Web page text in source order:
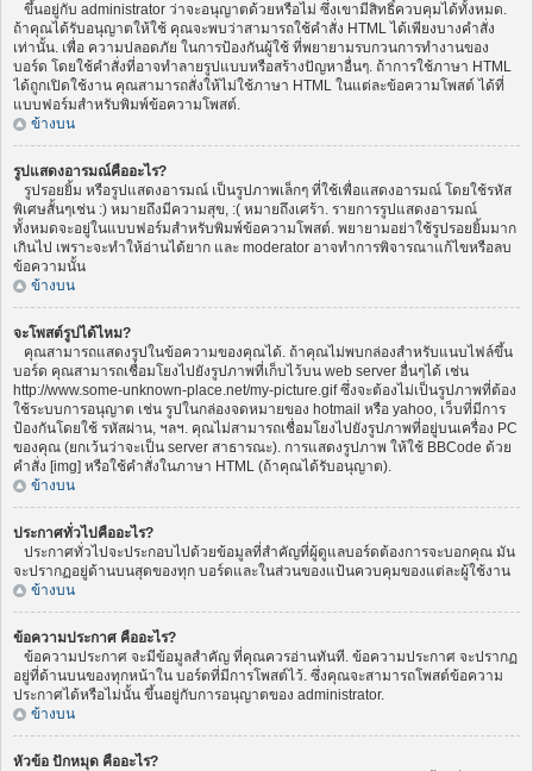
ขึ้นอยู่กับ administrator ว่าจะอนุญาตด้วยหรือไม่ ซึ่งเขามีสิทธิ์ควบคุมได้ทั้งหมด.
ถ้าคุณได้รับอนุญาตให้ใช้ คุณจะพบว่าสามารถใช้คำสั่ง HTML ได้เพียงบางคำสั่ง
เท่านั้น. เพื่อ ความปลอดภัย ในการป้องกันผู้ใช้ ที่พยายามรบกวนการทำงานของ
บอร์ด โดยใช้คำสั่งที่อาจทำลายรูปแบบหรือสร้างปัญหาอื่นๆ. ถ้าการใช้ภาษา HTML
ได้ถูกเปิดใช้งาน คุณสามารถสั่งให้ไม่ใช้ภาษา HTML ในแต่ละข้อความโพสต์ ได้ที่
แบบฟอร์มสำหรับพิมพ์ข้อความโพสต์.
ข้างบน
รูปแสดงอารมณ์คืออะไร?
รูปรอยยิ้ม หรือรูปแสดงอารมณ์ เป็นรูปภาพเล็กๆ ที่ใช้เพื่อแสดงอารมณ์ โดยใช้รหัส
พิเศษสั้นๆเช่น :) หมายถึงมีความสุข, :( หมายถึงเศร้า. รายการรูปแสดงอารมณ์
ทั้งหมดจะอยู่ในแบบฟอร์มสำหรับพิมพ์ข้อความโพสต์. พยายามอย่าใช้รูปรอยยิ้มมาก
เกินไป เพราะจะทำให้อ่านได้ยาก และ moderator อาจทำการพิจารณาแก้ไขหรือลบ
ข้อความนั้น
ข้างบน
จะโพสต์รูปได้ไหม?
คุณสามารถแสดงรูปในข้อความของคุณได้. ถ้าคุณไม่พบกล่องสำหรับแนบไฟล์ขึ้น
บอร์ด คุณสามารถเชื่อมโยงไปยังรูปภาพที่เก็บไว้บน web server อื่นๆได้ เช่น
http://www.some-unknown-place.net/my-picture.gif ซึ่งจะต้องไม่เป็นรูปภาพที่ต้อง
ใช้ระบบการอนุญาต เช่น รูปในกล่องจดหมายของ hotmail หรือ yahoo, เว็บที่มีการ
ป้องกันโดยใช้ รหัสผ่าน, ฯลฯ. คุณไม่สามารถเชื่อมโยงไปยังรูปภาพที่อยู่บนเครื่อง PC
ของคุณ (ยกเว้นว่าจะเป็น server สาธารณะ). การแสดงรูปภาพ ให้ใช้ BBCode ด้วย
คำสั่ง [img] หรือใช้คำสั่งในภาษา HTML (ถ้าคุณได้รับอนุญาต).
ข้างบน
ประกาศทั่วไปคืออะไร?
ประกาศทั่วไปจะประกอบไปด้วยข้อมูลที่สำคัญที่ผู้ดูแลบอร์ดต้องการจะบอกคุณ มัน
จะปรากฏอยู่ด้านบนสุดของทุก บอร์ดและในส่วนของแป้นควบคุมของแต่ละผู้ใช้งาน
ข้างบน
ข้อความประกาศ คืออะไร?
ข้อความประกาศ จะมีข้อมูลสำคัญ ที่คุณควรอ่านทันที. ข้อความประกาศ จะปรากฏ
อยู่ที่ด้านบนของทุกหน้าใน บอร์ดที่มีการโพสต์ไว้. ซึ่งคุณจะสามารถโพสต์ข้อความ
ประกาศได้หรือไม่นั้น ขึ้นอยู่กับการอนุญาตของ administrator.
ข้างบน
หัวข้อ ปักหมุด คืออะไร?